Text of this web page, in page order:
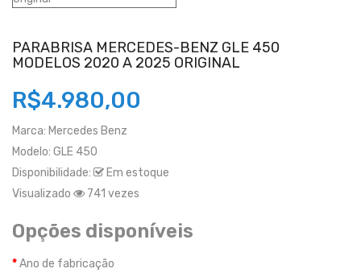
PARABRISA MERCEDES-BENZ GLE 450
MODELOS 2020 A 2025 ORIGINAL
R$4.980,00
Marca: Mercedes Benz
Modelo: GLE 450
Disponibilidade:
Em estoque
Visualizado
741 vezes
Opções disponíveis
Ano de fabricação